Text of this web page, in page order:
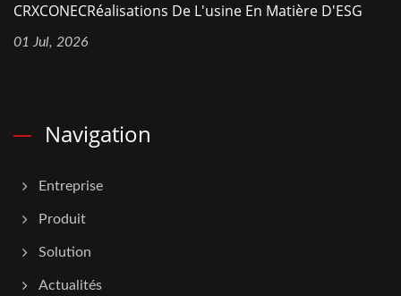
CRXCONECRéalisations De L'usine En Matière D'ESG
01 Jul, 2026
Navigation
Entreprise
Produit
Solution
Actualités